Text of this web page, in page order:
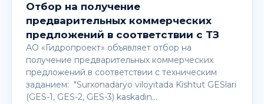
Отбор на получение
предварительных коммерческих
предложений в соответствии с ТЗ
АО «Гидропроект» объявляет отбор на
получение предварительных коммерческих
предложений в соответствии с техническим
заданием: "Surxonadaryo viloyitada Kishtut GESlari
(GES-1, GES-2, GES-3) kaskadin…